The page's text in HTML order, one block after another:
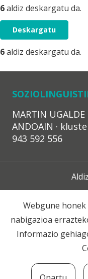
6aldiz deskargatu da.
Deskargatu
6aldiz deskargatu da.
MARTIN
ANDOAIN ·
943 592 556
Webgune
nabigazioa
Informazio